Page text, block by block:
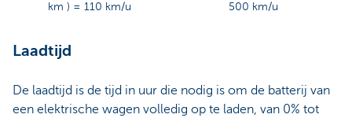
km ) = 110 km/u
500 km/u
Laadtijd
De laadtijd is de tijd in uur die nodig is om de batterij van
een elektrische wagen volledig op te laden, van 0% tot